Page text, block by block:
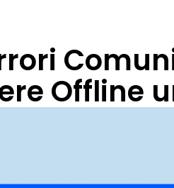
Offline